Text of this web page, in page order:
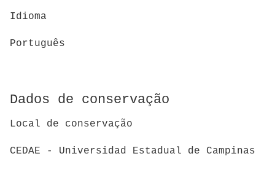
Idioma
Português
Dados de conservação
Local de conservação
CEDAE - Universidad Estadual de Campinas